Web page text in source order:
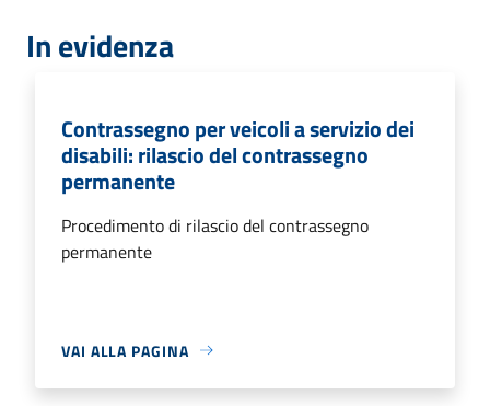
In evidenza
Contrassegno per veicoli a servizio dei
disabili: rilascio del contrassegno
permanente
Procedimento di rilascio del contrassegno
permanente
VAI ALLA PAGINA